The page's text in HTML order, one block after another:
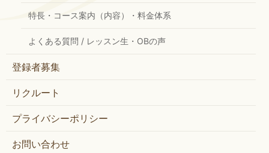
特長・コース案内（内容）・料金体系
よくある質問 / レッスン生・OBの声
登録者募集
リクルート
プライバシーポリシー
お問い合わせ